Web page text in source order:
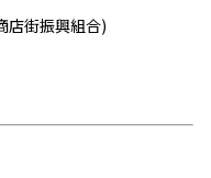
店街振興組合)